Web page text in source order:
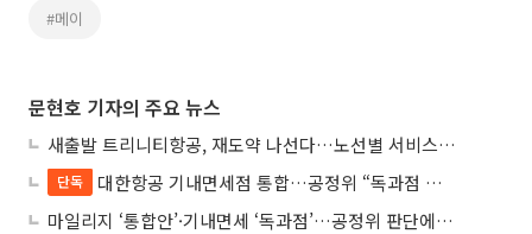
#메이
문현호 기자의 주요 뉴스
새출발 트리니티항공, 재도약 나선다…노선별 서비스 차별화
단독
대한항공 기내면세점 통합…공정위 “독과점 여부 따진다”
마일리지 ‘통합안’·기내면세 ‘독과점’…공정위 판단에 쏠린 눈